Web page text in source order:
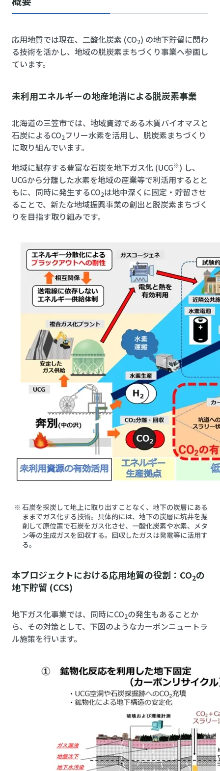
応用地質では現在、二酸化炭素 (CO2) の地下貯留に関わ
る技術を活かし、地域の脱炭素まちづくり事業へ参画し
ています。
未利用エネルギーの地産地消による脱炭素事業
北海道の三笠市では、地域資源である木質バイオマスと
石炭によるCO2フリー水素を活用し、脱炭素まちづくり
に取り組んでいます。
地域に賦存する豊富な石炭を地下ガス化 (UCG※) し、
UCGから分離した水素を地域の産業等で利活用するとと
もに、同時に発生するCO2は地中深くに固定・貯留させ
ることで、新たな地域振興事業の創出と脱炭素まちづく
りを目指す取り組みです。
石炭を採炭して地上に取り出すことなく、地下の炭層にある
ままでガス化する技術。具体的には、地下の炭層に坑井を掘
削して原位置で石炭をガス化させ、一酸化炭素や水素、メタ
ン等の生成ガスを回収する。回収したガスは発電等に活用す
る。
本プロジェクトにおける応用地質の役割：CO2の
地下貯留 (CCS)
地下ガス化事業では、同時にCO2の発生もあることか
ら、その対策として、下図のようなカーボンニュートラ
ル施策を行います。